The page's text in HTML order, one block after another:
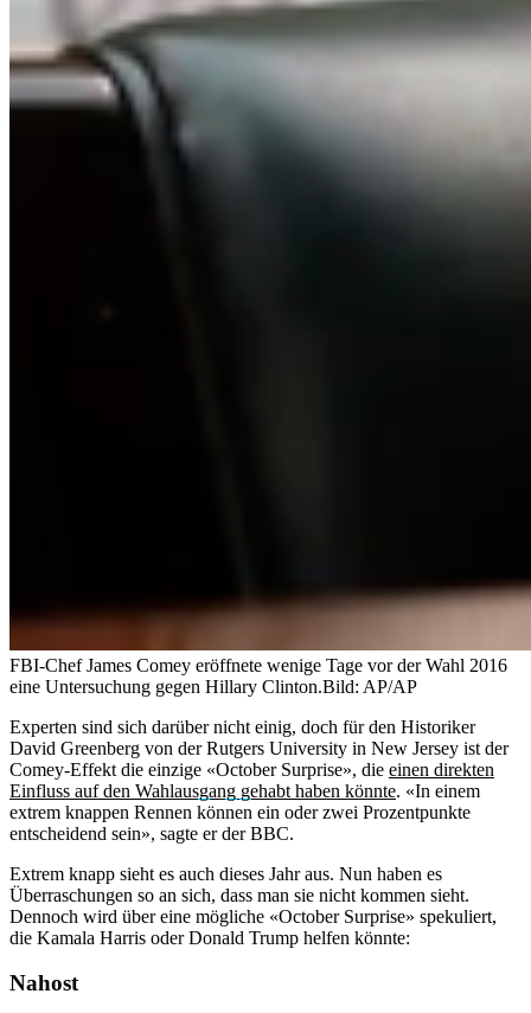
FBI-Chef James Comey eröffnete wenige Tage vor der Wahl 2016
eine Untersuchung gegen Hillary Clinton.Bild: AP/AP
Experten sind sich darüber nicht einig, doch für den Historiker
David Greenberg von der Rutgers University in New Jersey ist der
Comey-Effekt die einzige «October Surprise», die einen direkten
Einfluss auf den Wahlausgang gehabt haben könnte. «In einem
extrem knappen Rennen können ein oder zwei Prozentpunkte
entscheidend sein», sagte er der BBC.
Extrem knapp sieht es auch dieses Jahr aus. Nun haben es
Überraschungen so an sich, dass man sie nicht kommen sieht.
Dennoch wird über eine mögliche «October Surprise» spekuliert,
die Kamala Harris oder Donald Trump helfen könnte:
Nahost